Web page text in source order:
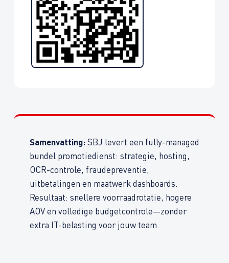
Samenvatting:SBJ levert een fully-managed
bundel promotiedienst: strategie, hosting,
OCR-controle, fraudepreventie,
uitbetalingen en maatwerk dashboards.
Resultaat: snellere voorraadrotatie, hogere
AOV en volledige budgetcontrole—zonder
extra IT-belasting voor jouw team.